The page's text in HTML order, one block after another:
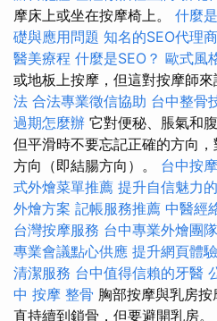
摩床上或坐在按摩椅上。 什麼
礎與應用問題 知名的SEO代理商
醫美療程 什麼是SEO？ 歐式風
或地板上按摩，但這對按摩師來
法 合法專業徵信協助 台中整骨
過期怎麼辦 它對便秘、脹氣和
但平滑時不要忘記正確的方向
方向（即結腸方向）。 台中按
式外燴菜單推薦 提升自信魅力
外燴方案 記帳服務推薦 中醫經
台灣按摩服務 台中專業外燴團隊
專業會議點心供應 提升網頁體
清潔服務 台中值得信賴的牙醫
中 按摩 整骨 胸部按摩與乳房
直持續到鎖骨，但要避開乳房。